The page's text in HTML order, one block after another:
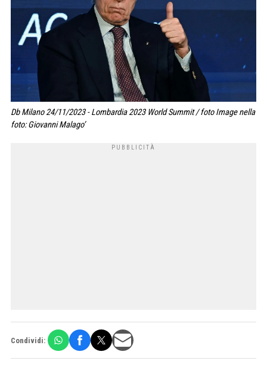
Db Milano 24/11/2023 - Lombardia 2023 World Summit / foto Image nella
foto: Giovanni Malago’
Condividi: